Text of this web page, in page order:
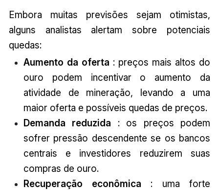
Embora muitas previsões sejam otimistas,
alguns analistas alertam sobre potenciais
quedas:
Aumento da oferta : preços mais altos do
ouro podem incentivar o aumento da
atividade de mineração, levando a uma
maior oferta e possíveis quedas de preços.
Demanda reduzida : os preços podem
sofrer pressão descendente se os bancos
centrais e investidores reduzirem suas
compras de ouro.
Recuperação econômica : uma forte